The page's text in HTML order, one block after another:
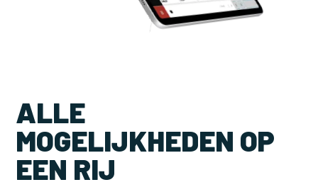
ALLE
MOGELIJKHEDEN OP
EEN RIJ